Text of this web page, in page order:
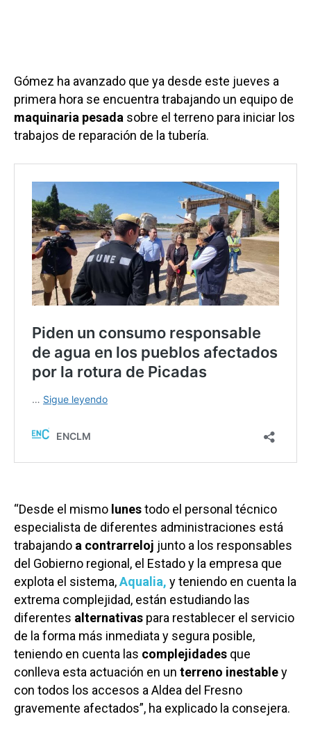
Gómez ha avanzado que ya desde este jueves a
primera hora se encuentra trabajando un equipo de
maquinaria pesada sobre el terreno para iniciar los
trabajos de reparación de la tubería.
“Desde el mismo lunestodo el personal técnico
especialista de diferentes administraciones está
trabajando a contrarreloj junto a los responsables
del Gobierno regional, el Estado y la empresa que
explota el sistema,Aqualia, y teniendo en cuenta la
extrema complejidad, están estudiando las
diferentes alternativas para restablecer el servicio
de la forma más inmediata y segura posible,
teniendo en cuenta las complejidades que
conlleva esta actuación en un terreno inestabley
con todos los accesos a Aldea del Fresno
gravemente afectados”, ha explicado la consejera.